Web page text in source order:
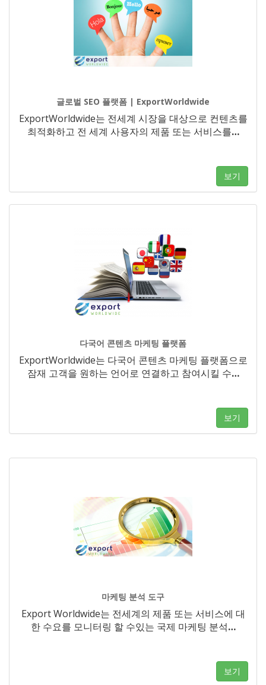
글로벌 SEO 플랫폼 | ExportWorldwide
ExportWorldwide는 전세계 시장을 대상으로 컨텐츠를
최적화하고 전 세계 사용자의 제품 또는 서비스를…
보기
다국어 콘텐츠 마케팅 플랫폼
ExportWorldwide는 다국어 콘텐츠 마케팅 플랫폼으로
잠재 고객을 원하는 언어로 연결하고 참여시킬 수…
보기
마케팅 분석 도구
Export Worldwide는 전세계의 제품 또는 서비스에 대
한 수요를 모니터링 할 수있는 국제 마케팅 분석…
보기